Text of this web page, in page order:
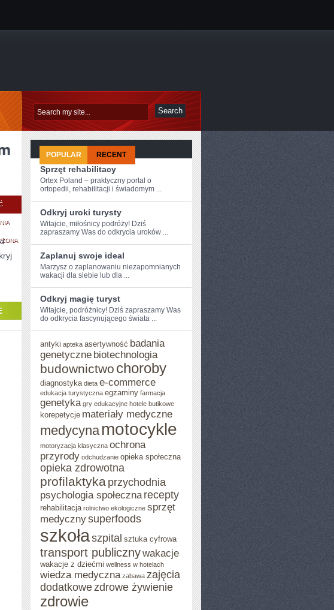
AGROTURYSTYKA
Z
EKOLOGICZNYM
GOSPODARSTWEM
ŚWIEŻYM
POWIETRZU
POPULAR RECENT
Sprzęt rehabilitacy
Ortex Poland – praktyczny portal o
ortopedii, rehabilitacji i świadomym ...
Odkryj uroki turysty
Witajcie, miłośnicy podróży!⁤ Dziś
zapraszamy Was do odkrycia uroków ...
Zaplanuj swoje ideal
Marzysz o ‍zaplanowaniu⁢ niezapomnianych
wakacji dla siebie lub dla⁣ ...
Odkryj magię turyst
Witajcie, podróżnicy!​ Dziś zapraszamy Was
do ‌odkrycia fascynującego świata​ ...
antyki apteka asertywność badania
genetyczne biotechnologia
budownictwo choroby
diagnostyka dieta e-commerce
edukacja turystyczna egzaminy farmacja
genetyka gry edukacyjne hotele butikowe
korepetycje materiały medyczne
medycyna motocykle
motoryzacja klasyczna ochrona
przyrody odchudzanie opieka społeczna
opieka zdrowotna
profilaktyka przychodnia
psychologia społeczna recepty
rehabilitacja rolnictwo ekologiczne sprzęt
medycznysuperfoods
szkołaszpital sztuka cyfrowa
transport publicznywakacje
wakacje z dziećmi wellness w hotelach
wiedza medyczna zabawa zajęcia
dodatkowezdrowe żywienie
zdrowie